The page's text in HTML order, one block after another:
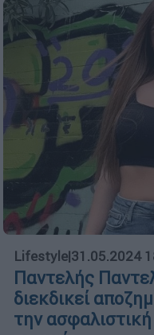
Lifestyle|31.05.2024
Παντελής
διεκδικεί
την